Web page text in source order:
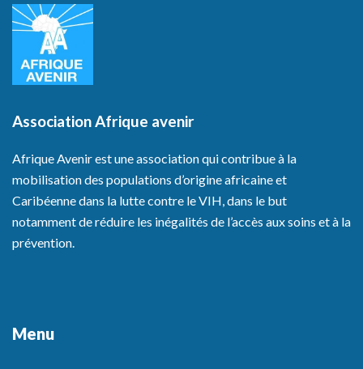
Association Afrique avenir
Afrique Avenir est une association qui contribue à la
mobilisation des populations d’origine africaine et
Caribéenne dans la lutte contre le VIH, dans le but
notamment de réduire les inégalités de l’accès aux soins et à la
prévention.
Menu